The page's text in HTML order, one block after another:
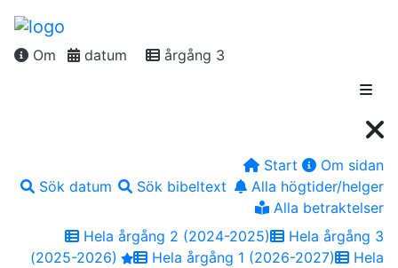
Om datum årgång 3
Start
Om sidan
Sök datum
Sök bibeltext
Alla högtider/helger
Alla betraktelser
Hela årgång 2 (2024-2025)
Hela årgång 3
(2025-2026)
Hela årgång 1 (2026-2027)
Hela